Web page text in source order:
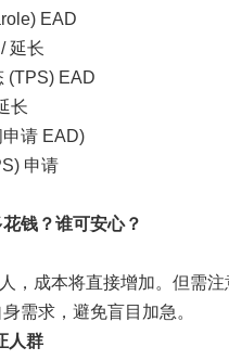
EAD
延长
(TPS) EAD
长
申请 EAD)
申请
钱？谁可安心？
，成本将直接增加。但需
需求，避免盲目加急。
人群